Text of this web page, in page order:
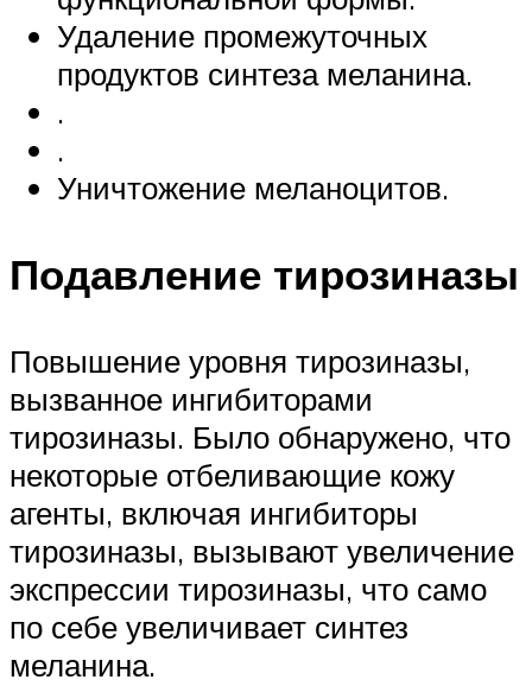
Удаление промежуточных
продуктов синтеза меланина.
.
.
Уничтожение меланоцитов.
Подавление тирозиназы
Повышение уровня тирозиназы,
вызванное ингибиторами
тирозиназы. Было обнаружено, что
некоторые отбеливающие кожу
агенты, включая ингибиторы
тирозиназы, вызывают увеличение
экспрессии тирозиназы, что само
по себе увеличивает синтез
меланина.